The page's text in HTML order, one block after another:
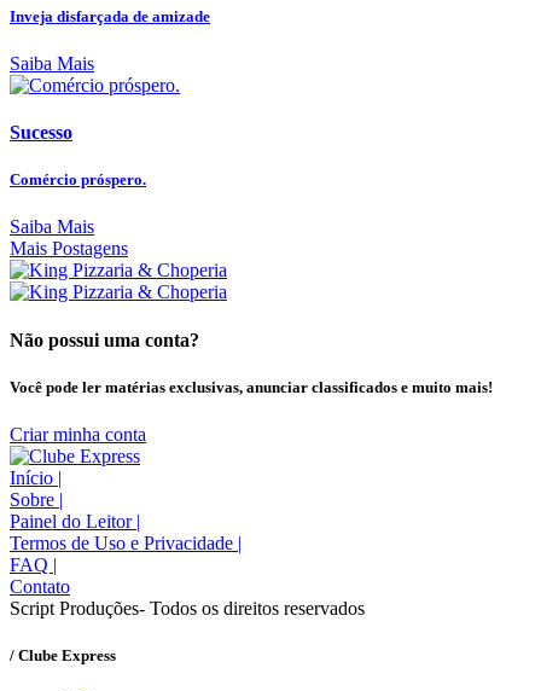
Inveja disfarçada de amizade
Saiba Mais
Sucesso
Comércio próspero.
Saiba Mais
Mais Postagens
Não possui uma conta?
Você pode ler matérias exclusivas, anunciar classificados e muito mais!
Criar minha conta
Início |
Sobre |
Painel do Leitor |
Termos de Uso e Privacidade |
FAQ |
Contato
Script Produções- Todos os direitos reservados
/ Clube Express